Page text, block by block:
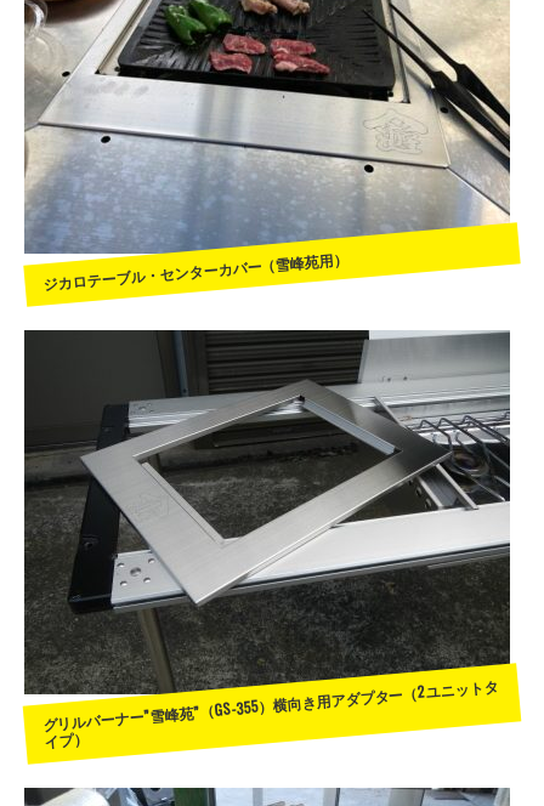
ジカロテーブル・センターカバー（雪峰苑用）
グリルバーナー”雪峰苑”（GS-355）横向き用アダプター（2ユニットタ
イプ）